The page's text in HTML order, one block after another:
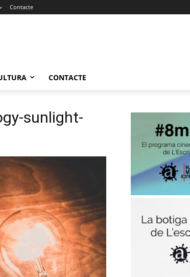
Contacte
CONTACTE
sunlight-